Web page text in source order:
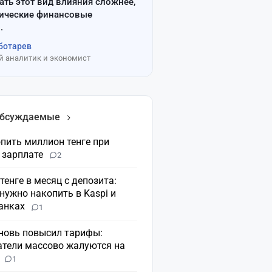
финансовые
аналитик и экономист
миллион тенге при
2
в месяц с депозита:
накопить в Kaspi и
1
повысил тарифы:
массово жалуются на
1